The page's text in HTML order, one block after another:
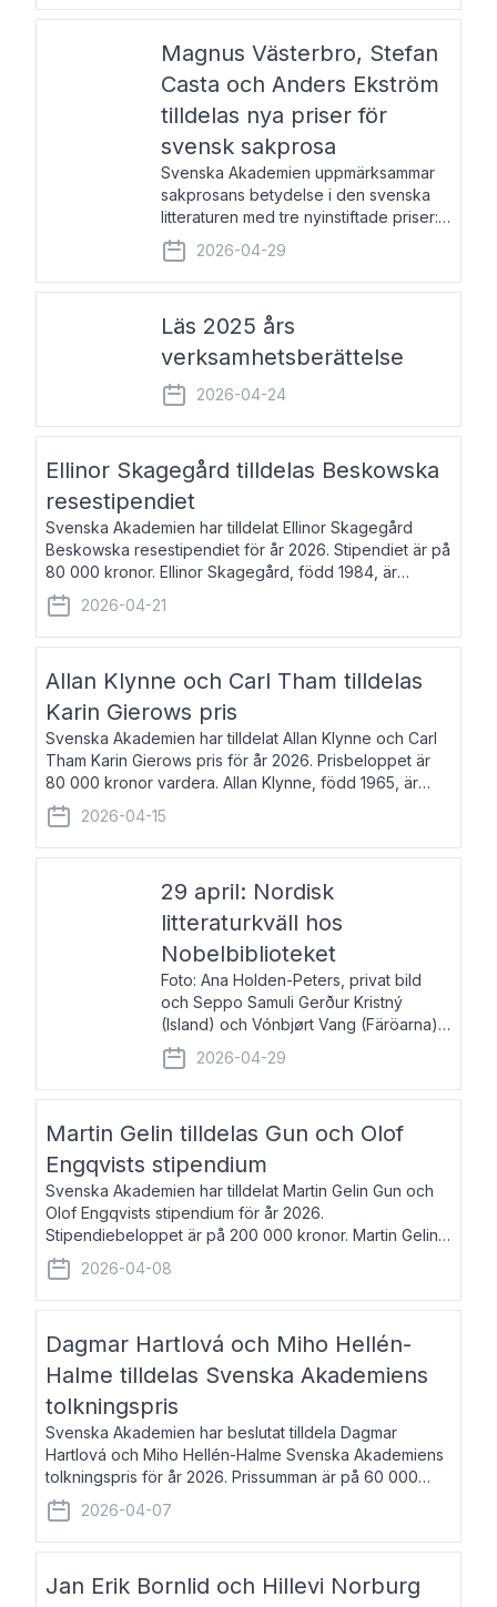
Magnus Västerbro, Stefan
Casta och Anders Ekström
tilldelas nya priser för
svensk sakprosa
Svenska Akademien uppmärksammar
sakprosans betydelse i den svenska
litteraturen med tre nyinstiftade priser:
Svenska Akademiens pris till
framstående författare av svensk
sakprosa som i år går till Magnus
2026-04-29
Läs 2025 års
verksamhetsberättelse
2026-04-24
Ellinor Skagegård tilldelas Beskowska
resestipendiet
Svenska Akademien har tilldelat Ellinor Skagegård
Beskowska resestipendiet för år 2026. Stipendiet är på
80 000 kronor. Ellinor Skagegård, född 1984, är
författare, journalist och musiker. Hon skriver
återkommande för Svenska Dagbladet, Ups
2026-04-21
Allan Klynne och Carl Tham tilldelas
Karin Gierows pris
Svenska Akademien har tilldelat Allan Klynne och Carl
Tham Karin Gierows pris för år 2026. Prisbeloppet är
80 000 kronor vardera. Allan Klynne, född 1965, är
arkeolog, författare, översättare och fil.dr i antikens
kultur och samhällsliv. Ut
2026-04-15
29 april: Nordisk
litteraturkväll hos
Nobelbiblioteket
Foto: Ana Holden-Peters, privat bild
och Seppo Samuli Gerður Kristný
(Island) och Vónbjørt Vang (Färöarna)
läser ur sina verk och samtalar med
John Swedenmark. De läser upp på
färöiska, isländska och svenska och
2026-04-29
Martin Gelin tilldelas Gun och Olof
Engqvists stipendium
Svenska Akademien har tilldelat Martin Gelin Gun och
Olof Engqvists stipendium för år 2026.
Stipendiebeloppet är på 200 000 kronor. Martin Gelin,
född 1978, är journalist och författare. Han lever
numera i Paris men var under många år bosat
2026-04-08
Dagmar Hartlová och Miho Hellén-
Halme tilldelas Svenska Akademiens
tolkningspris
Svenska Akademien har beslutat tilldela Dagmar
Hartlová och Miho Hellén-Halme Svenska Akademiens
tolkningspris för år 2026. Prissumman är på 60 000
kronor var. Dagmar Hartlová, född 1951, översätter
huvudsakligen från svenska till tjeckiska
2026-04-07
Jan Erik Bornlid och Hillevi Norburg